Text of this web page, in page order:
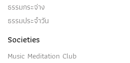
ธรรมกระจ่าง
ธรรมประจำวัน
Societies
Music Meditation Club